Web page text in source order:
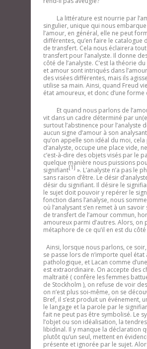
La littérature est nourrie par
singulier, unique qui nous
l’amour, en général, elle ne peut
différentes, qu’en faire le catalogue
de transfert. Cela nous éclairera tout
transfert pour l’analyste. Il donne
côté de l’analyste. C’est la théorie
et amour sont intriqués dans
des visées différentes, mais ils
utilise sa main. Ainsi, quand Freud
état amoureux, et donc d’une forme
Et quand nous parlons de
vit dans un cadre déterminé par
surtout l’abstinence pour l’analyste
aucun signe d’amour à son
qu’on appelle son idéal du moi,
d’analyste, occupe une place vide,
c’est-à-dire des objets visés par le
quelque manière nous puissions
signifiant[1] ». L’analyste n’a pas le
sans raison d’être. Le désir
désir du signifiant. Il désire le
le sujet doit pouvoir y repérer le
fonction dans l’analyse, nous
où l’analysant s’en remet à un savoir
de transfert de l’amour commun,
amoureux parmi d’autres. Alors,
métaphore de ce qu’il en est du
Ainsi, lorsque nous parlons, ce
se passe lors de n’importe quel
pathologique, et Lacan comme
est extraordinaire. On accepte des
maltraité ( confère les femmes
de Stockholm ), on refuse de voir
on n’est plus soi-même, on se
Bref, il s’est produit un événement,
le langage et la parole par le
fait ne peut pas être symbolisé. Le
l’objet ou son idéalisation, la
libidinal. Il y manque la déclaration
plutôt qu’un seul, mettent en
présente et ignorée par le sujet.